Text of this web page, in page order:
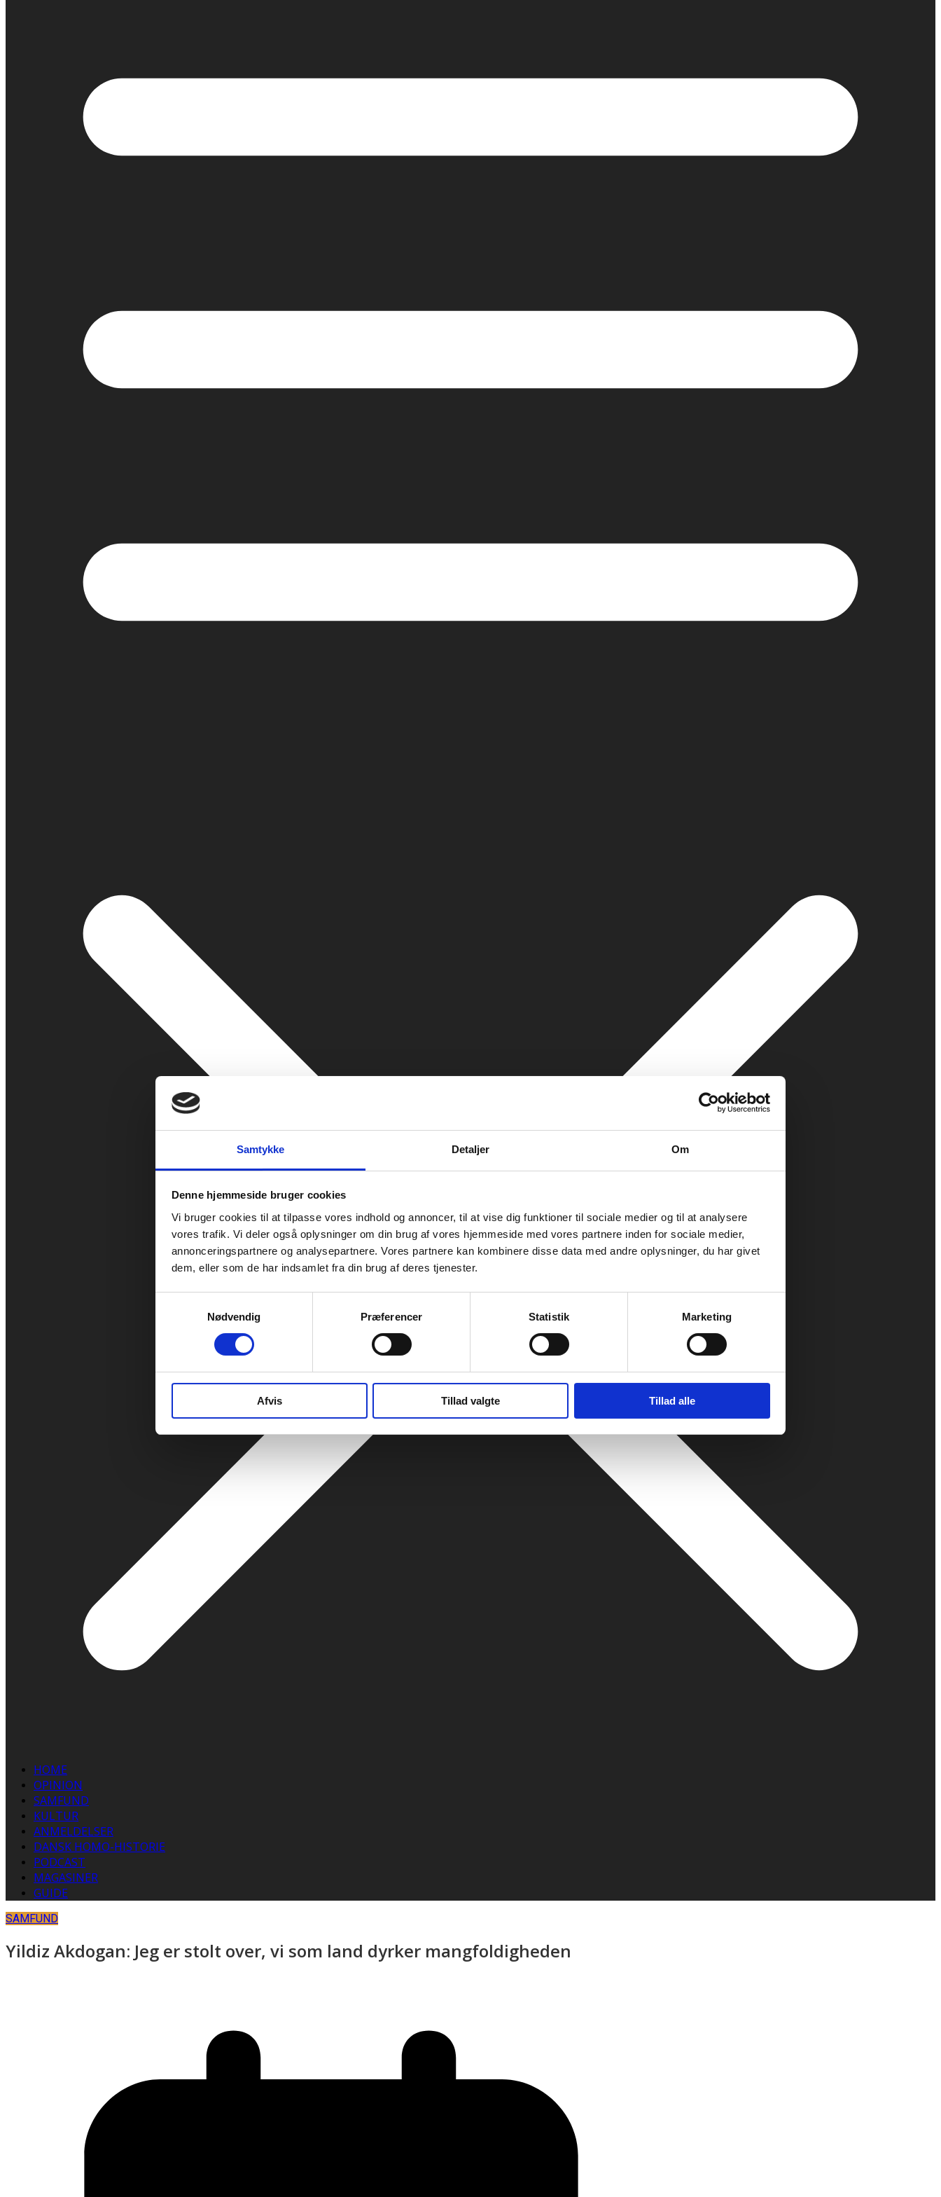
Samtykke Detaljer Om
Denne hjemmeside bruger cookies
Vi bruger cookies til at tilpasse vores indhold og annoncer, til at vise dig funktioner til sociale medier og til at analysere
vores trafik. Vi deler også oplysninger om din brug af vores hjemmeside med vores partnere inden for sociale medier,
annonceringspartnere og analysepartnere. Vores partnere kan kombinere disse data med andre oplysninger, du har givet
dem, eller som de har indsamlet fra din brug af deres tjenester.
Nødvendig
Præferencer Statistik Marketing
Afvis Tillad valgte Tillad alle
HOME
OPINION
SAMFUND
KULTUR
ANMELDELSER
DANSK HOMO-HISTORIE
PODCAST
MAGASINER
GUIDE
SAMFUND
Yildiz Akdogan: Jeg er stolt over, vi som land dyrker mangfoldigheden